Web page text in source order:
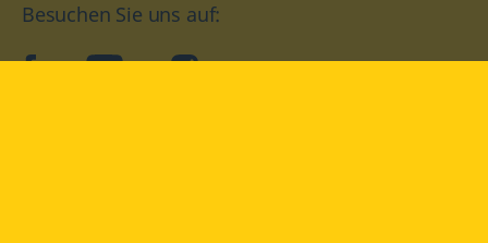
Besuchen Sie uns auf:
facebookYouTube Instagram